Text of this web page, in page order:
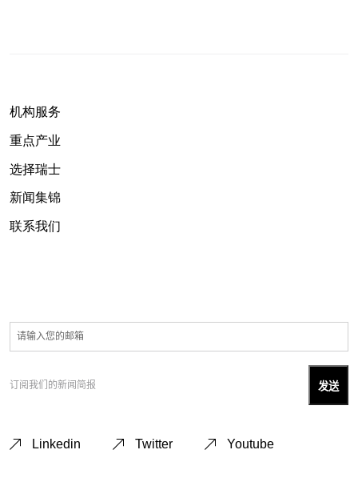
机构服务
重点产业
选择瑞士
新闻集锦
联系我们
订阅我们的新闻简报
Linkedin Twitter Youtube